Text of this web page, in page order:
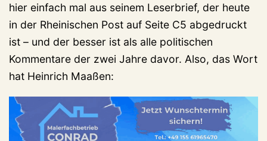
hier einfach mal aus seinem Leserbrief, der heute
in der Rheinischen Post auf Seite C5 abgedruckt
ist – und der besser ist als alle politischen
Kommentare der zwei Jahre davor. Also, das Wort
hat Heinrich Maaßen: